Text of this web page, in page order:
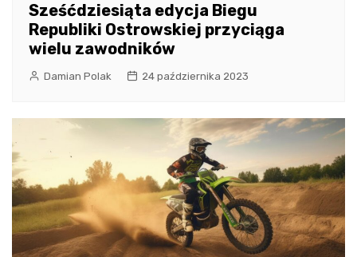
Sześćdziesiąta edycja Biegu
Republiki Ostrowskiej przyciąga
wielu zawodników
Damian Polak 24 października 2023